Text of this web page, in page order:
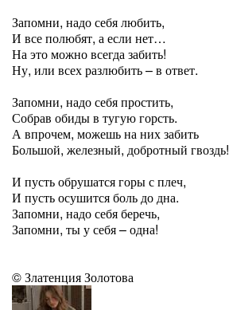
Запомни, надо себя любить,
И все полюбят, а если нет…
На это можно всегда забить!
Ну, или всех разлюбить – в ответ.
Запомни, надо себя простить,
Собрав обиды в тугую горсть.
А впрочем, можешь на них забить
Большой, железный, добротный гвоздь!
И пусть обрушатся горы с плеч,
И пусть осушится боль до дна.
Запомни, надо себя беречь,
Запомни, ты у себя – одна!
© Златенция Золотова